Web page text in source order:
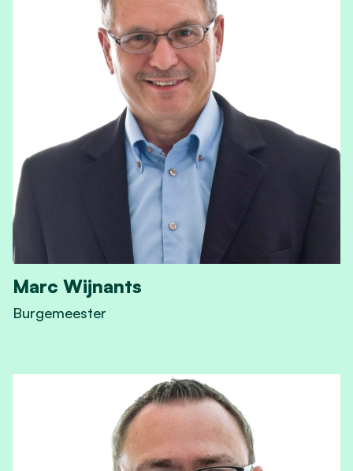
Marc Wijnants
Burgemeester